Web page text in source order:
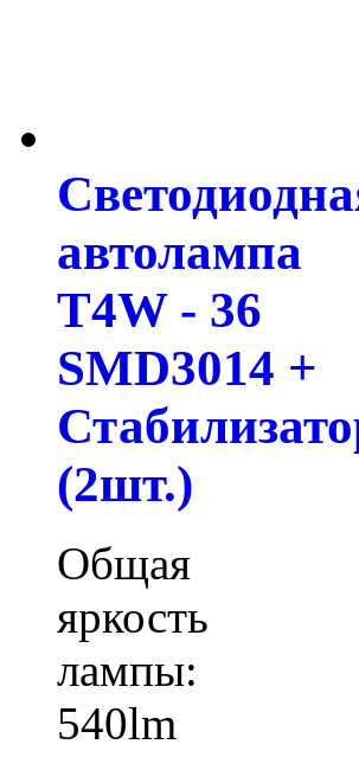
автолампа
T4W - 36
SMD3014 +
(2шт.)
Общая
яркость
лампы:
540lm